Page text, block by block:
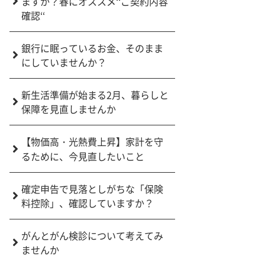
確認‘‘
銀行に眠っているお金、そのまま
にしていませんか？
新生活準備が始まる2月、暮らしと
保障を見直しませんか
【物価高・光熱費上昇】家計を守
るために、今見直したいこと
確定申告で見落としがちな「保険
料控除」、確認していますか？
がんとがん検診について考えてみ
ませんか